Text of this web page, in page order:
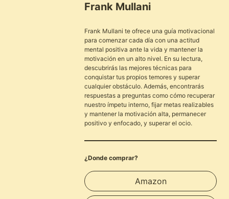
Frank Mullani
Frank Mullani te ofrece una guía motivacional
para comenzar cada día con una actitud
mental positiva ante la vida y mantener la
motivación en un alto nivel. En su lectura,
descubrirás las mejores técnicas para
conquistar tus propios temores y superar
cualquier obstáculo. Además, encontrarás
respuestas a preguntas como cómo recuperar
nuestro ímpetu interno, fijar metas realizables
y mantener la motivación alta, permanecer
positivo y enfocado, y superar el ocio.
¿Donde comprar?
Amazon